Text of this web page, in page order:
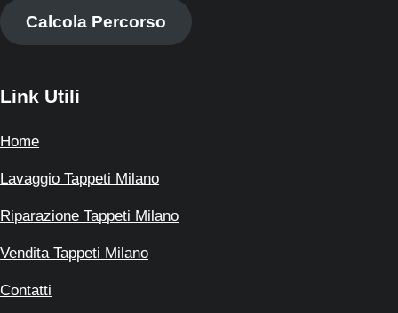
Calcola Percorso
Link Utili
Home
Lavaggio Tappeti Milano
Riparazione Tappeti Milano
Vendita Tappeti Milano
Contatti